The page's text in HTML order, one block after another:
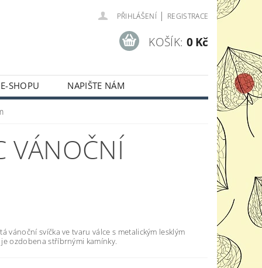
PŘIHLÁŠENÍ | REGISTRACE
KOŠÍK: 0 Kč
SHOPU NAPIŠTE NÁM
VÁNOČNÍ
vánoční svíčka ve tvaru válce s metalickým lesklým
ozdobena stříbrnými kamínky.